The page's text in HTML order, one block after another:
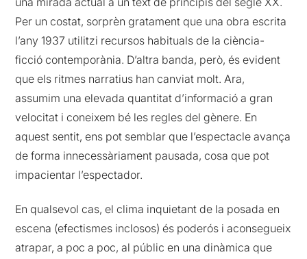
Per un costat, sorprèn gratament que una obra escrita
l’any 1937 utilitzi recursos habituals de la ciència-
ficció contemporània. D’altra banda, però, és evident
que els ritmes narratius han canviat molt. Ara,
assumim una elevada quantitat d’informació a gran
velocitat i coneixem bé les regles del gènere. En
aquest sentit, ens pot semblar que l’espectacle avança
de forma innecessàriament pausada, cosa que pot
impacientar l’espectador.
En qualsevol cas, el clima inquietant de la posada en
escena (efectismes inclosos) és poderós i aconsegueix
atrapar, a poc a poc, al públic en una dinàmica que